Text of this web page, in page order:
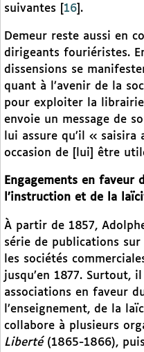
suivantes 16 .
Demeur reste aussi en
dirigeants fouriéristes.
dissensions se
quant à l’avenir de la
pour exploiter la librairie
envoie un message de
lui assure qu’il « saisira
occasion de [lui] être
Engagements en faveur
l’instruction et de la
À partir de 1857,
série de publications
les sociétés
jusqu’en 1877. Surtout,
associations en faveur
l’enseignement, de la
collabore à plusieurs
Liberté (1865-1866), puis